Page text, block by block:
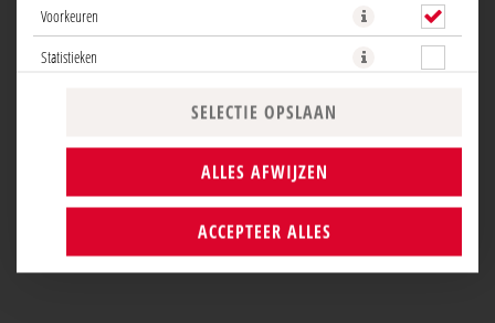
Voorkeuren
Statistieken
SELECTIE OPSLAAN
ALLES AFWIJZEN
ACCEPTEER ALLES